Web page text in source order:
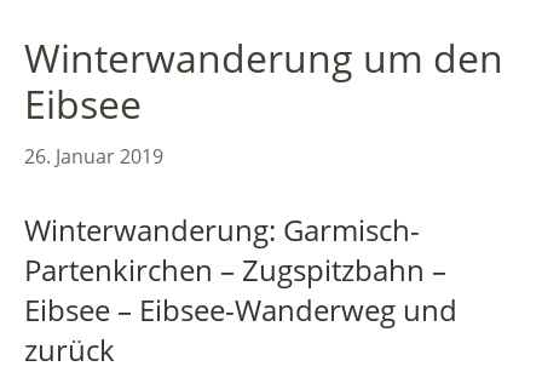
Winterwanderung um den
Eibsee
26. Januar 2019
Winterwanderung: Garmisch-
Partenkirchen – Zugspitzbahn –
Eibsee – Eibsee-Wanderweg und
zurück